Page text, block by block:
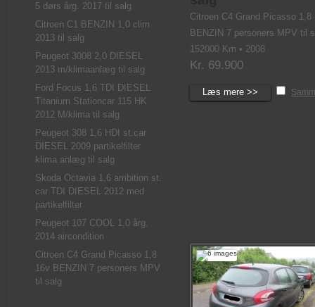
5 dørs årg. 2017 til salg
Citroen C1 BENZIN 1,0 clim
2013 til salg
Peugeot 3008 2,0 DIESEL
2013 m/klimaanlæg til salg
Ford Focus 1,6 TDI DIESEL
Titanium Stationcar 115 HK
2012 M/klima til salg
Peugeot 308 1,6 HDI st.car
DIESEL 2009 partikelfilter
klima anlæg til salg
Skoda Octavia 1,6 ambition st.
car TDI DIESEL 2012 med
partikelfilter
Peugeot 107 COOL 1,0 årg.
2014 aircondition
Citroen C4 Grand Picasso 1,8
16v BENZIN 7 personers MPV
til salg
Citroen C4 Grand Picasso 1,8
BENZIN 7 personers MPV til
152000 Km • 2008
Kr. 69.900
Læs mere >>